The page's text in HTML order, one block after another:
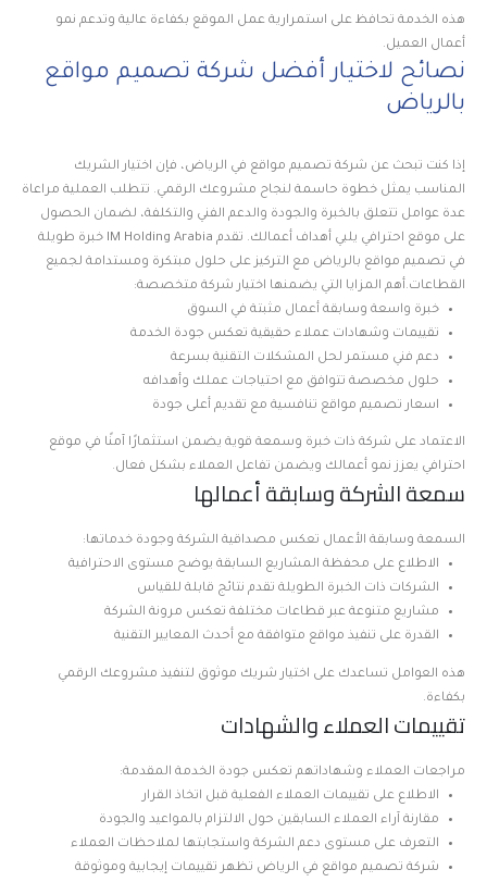
هذه الخدمة تحافظ على استمرارية عمل الموقع بكفاءة عالية وتدعم نمو
أعمال العميل.
نصائح لاختيار أفضل شركة تصميم مواقع
بالرياض
إذا كنت تبحث عن شركة تصميم مواقع في الرياض، فإن اختيار الشريك
المناسب يمثل خطوة حاسمة لنجاح مشروعك الرقمي. تتطلب العملية مراعاة
عدة عوامل تتعلق بالخبرة والجودة والدعم الفني والتكلفة، لضمان الحصول
على موقع احترافي يلبي أهداف أعمالك. تقدم IM Holding Arabia خبرة طويلة
في تصميم مواقع بالرياض مع التركيز على حلول مبتكرة ومستدامة لجميع
القطاعات.أهم المزايا التي يضمنها اختيار شركة متخصصة:
خبرة واسعة وسابقة أعمال مثبتة في السوق
تقييمات وشهادات عملاء حقيقية تعكس جودة الخدمة
دعم فني مستمر لحل المشكلات التقنية بسرعة
حلول مخصصة تتوافق مع احتياجات عملك وأهدافه
اسعار تصميم مواقع تنافسية مع تقديم أعلى جودة
الاعتماد على شركة ذات خبرة وسمعة قوية يضمن استثمارًا آمنًا في موقع
احترافي يعزز نمو أعمالك ويضمن تفاعل العملاء بشكل فعال.
سمعة الشركة وسابقة أعمالها
السمعة وسابقة الأعمال تعكس مصداقية الشركة وجودة خدماتها:
الاطلاع على محفظة المشاريع السابقة يوضح مستوى الاحترافية
الشركات ذات الخبرة الطويلة تقدم نتائج قابلة للقياس
مشاريع متنوعة عبر قطاعات مختلفة تعكس مرونة الشركة
القدرة على تنفيذ مواقع متوافقة مع أحدث المعايير التقنية
هذه العوامل تساعدك على اختيار شريك موثوق لتنفيذ مشروعك الرقمي
بكفاءة.
تقييمات العملاء والشهادات
مراجعات العملاء وشهاداتهم تعكس جودة الخدمة المقدمة:
الاطلاع على تقييمات العملاء الفعلية قبل اتخاذ القرار
مقارنة آراء العملاء السابقين حول الالتزام بالمواعيد والجودة
التعرف على مستوى دعم الشركة واستجابتها لملاحظات العملاء
شركة تصميم مواقع في الرياض تظهر تقييمات إيجابية وموثوقة